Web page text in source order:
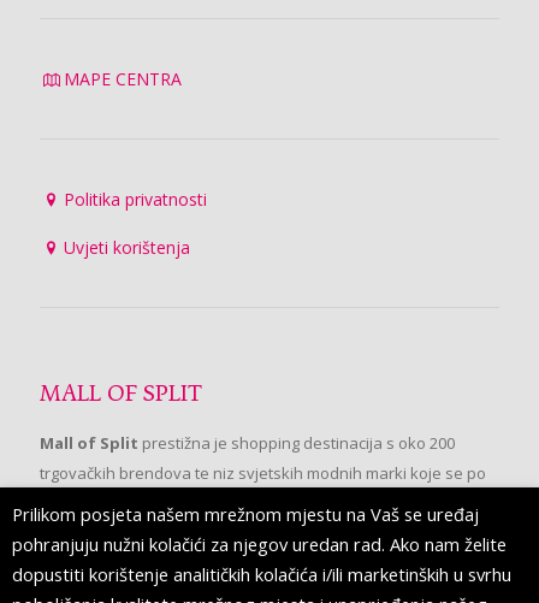
MAPE CENTRA
Politika privatnosti
Uvjeti korištenja
MALL OF SPLIT
Mall of Split prestižna je shopping destinacija s oko 200
trgovačkih brendova te niz svjetskih modnih marki koje se po
prvi put pojavljuju u Splitu.
PRATITE NAS
Prilikom posjeta našem mrežnom mjestu na Vaš se uređaj
pohranjuju nužni kolačići za njegov uredan rad. Ako nam želite
dopustiti korištenje analitičkih kolačića i/ili marketinških u svrhu